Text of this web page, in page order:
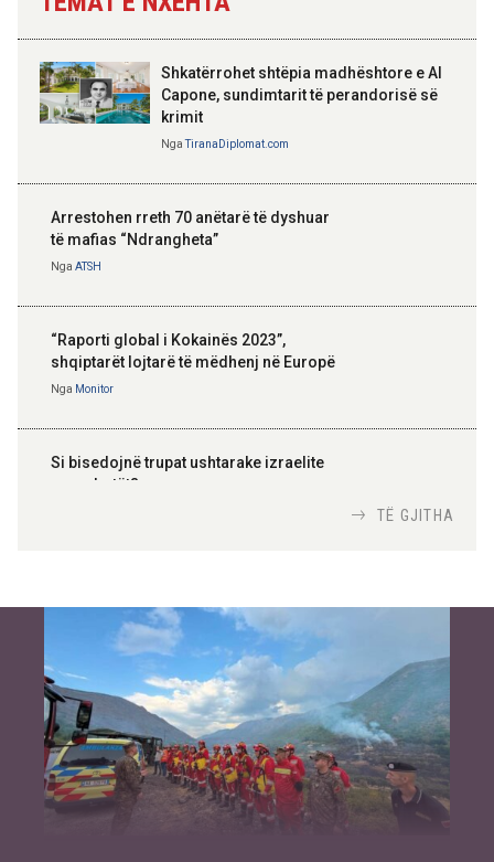
Shkatërrohet shtëpia madhështore e Al
Capone, sundimtarit të perandorisë së
krimit
NgaTiranaDiplomat.com
Arrestohen rreth 70 anëtarë të dyshuar
të mafias “Ndrangheta”
Nga ATSH
“Raporti global i Kokainës 2023”,
shqiptarët lojtarë të mëdhenj në Europë
Nga Monitor
Si bisedojnë trupat ushtarake izraelite
me robotët?
inteligjente izraelite
Or Shalom
TË GJITHA